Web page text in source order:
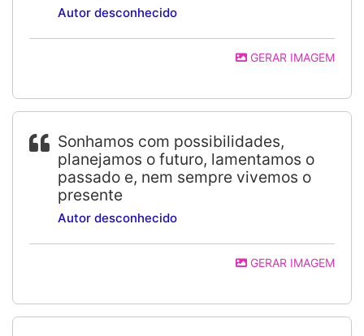
Autor desconhecido
GERAR IMAGEM
Sonhamos com possibilidades,
planejamos o futuro, lamentamos o
passado e, nem sempre vivemos o
presente
Autor desconhecido
GERAR IMAGEM